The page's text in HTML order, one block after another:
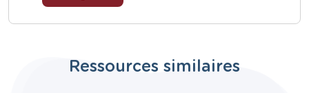
Ressources similaires